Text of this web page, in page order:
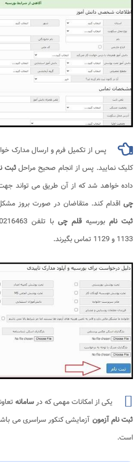
پس از تکمیل فرم و ارسال مدارک
کلیک نمایید. پس از انجام صحیح مراحلثبت
داده خواهد شد که از آن طریق می تواند
چی اقدام کند. متقاضان در صورت بروز
ثبت نام بورسیهقلم چی
1133 و 1129 تماس بگیرند.
یکی از امکانات مهمی که درسامانه
ثبت نام آزمون آزمایشی کنکور سراسری می
است.